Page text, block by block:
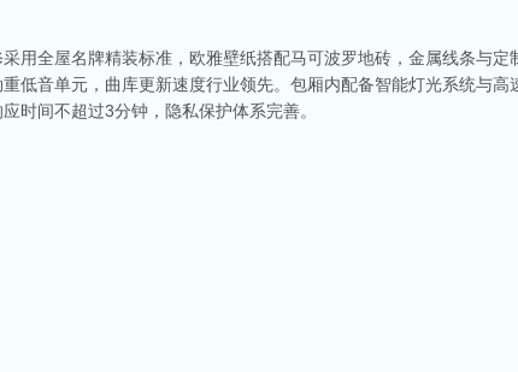
用全屋名牌精装标准，欧雅壁纸搭配马可波罗地砖，金属线条与定
低音单元，曲库更新速度行业领先。包厢内配备智能灯光系统与高
时间不超过3分钟，隐私保护体系完善。